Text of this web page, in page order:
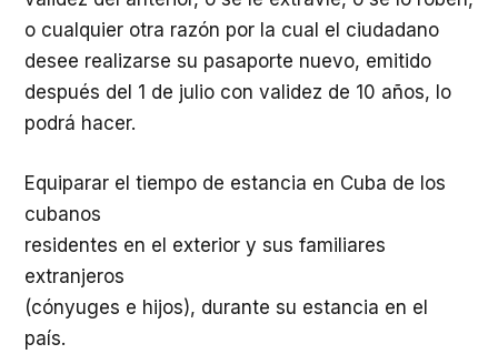
o cualquier otra razón por la cual el ciudadano
desee realizarse su pasaporte nuevo, emitido
después del 1 de julio con validez de 10 años, lo
podrá hacer.
Equiparar el tiempo de estancia en Cuba de los
cubanos
residentes en el exterior y sus familiares
extranjeros
(cónyuges e hijos), durante su estancia en el
país.